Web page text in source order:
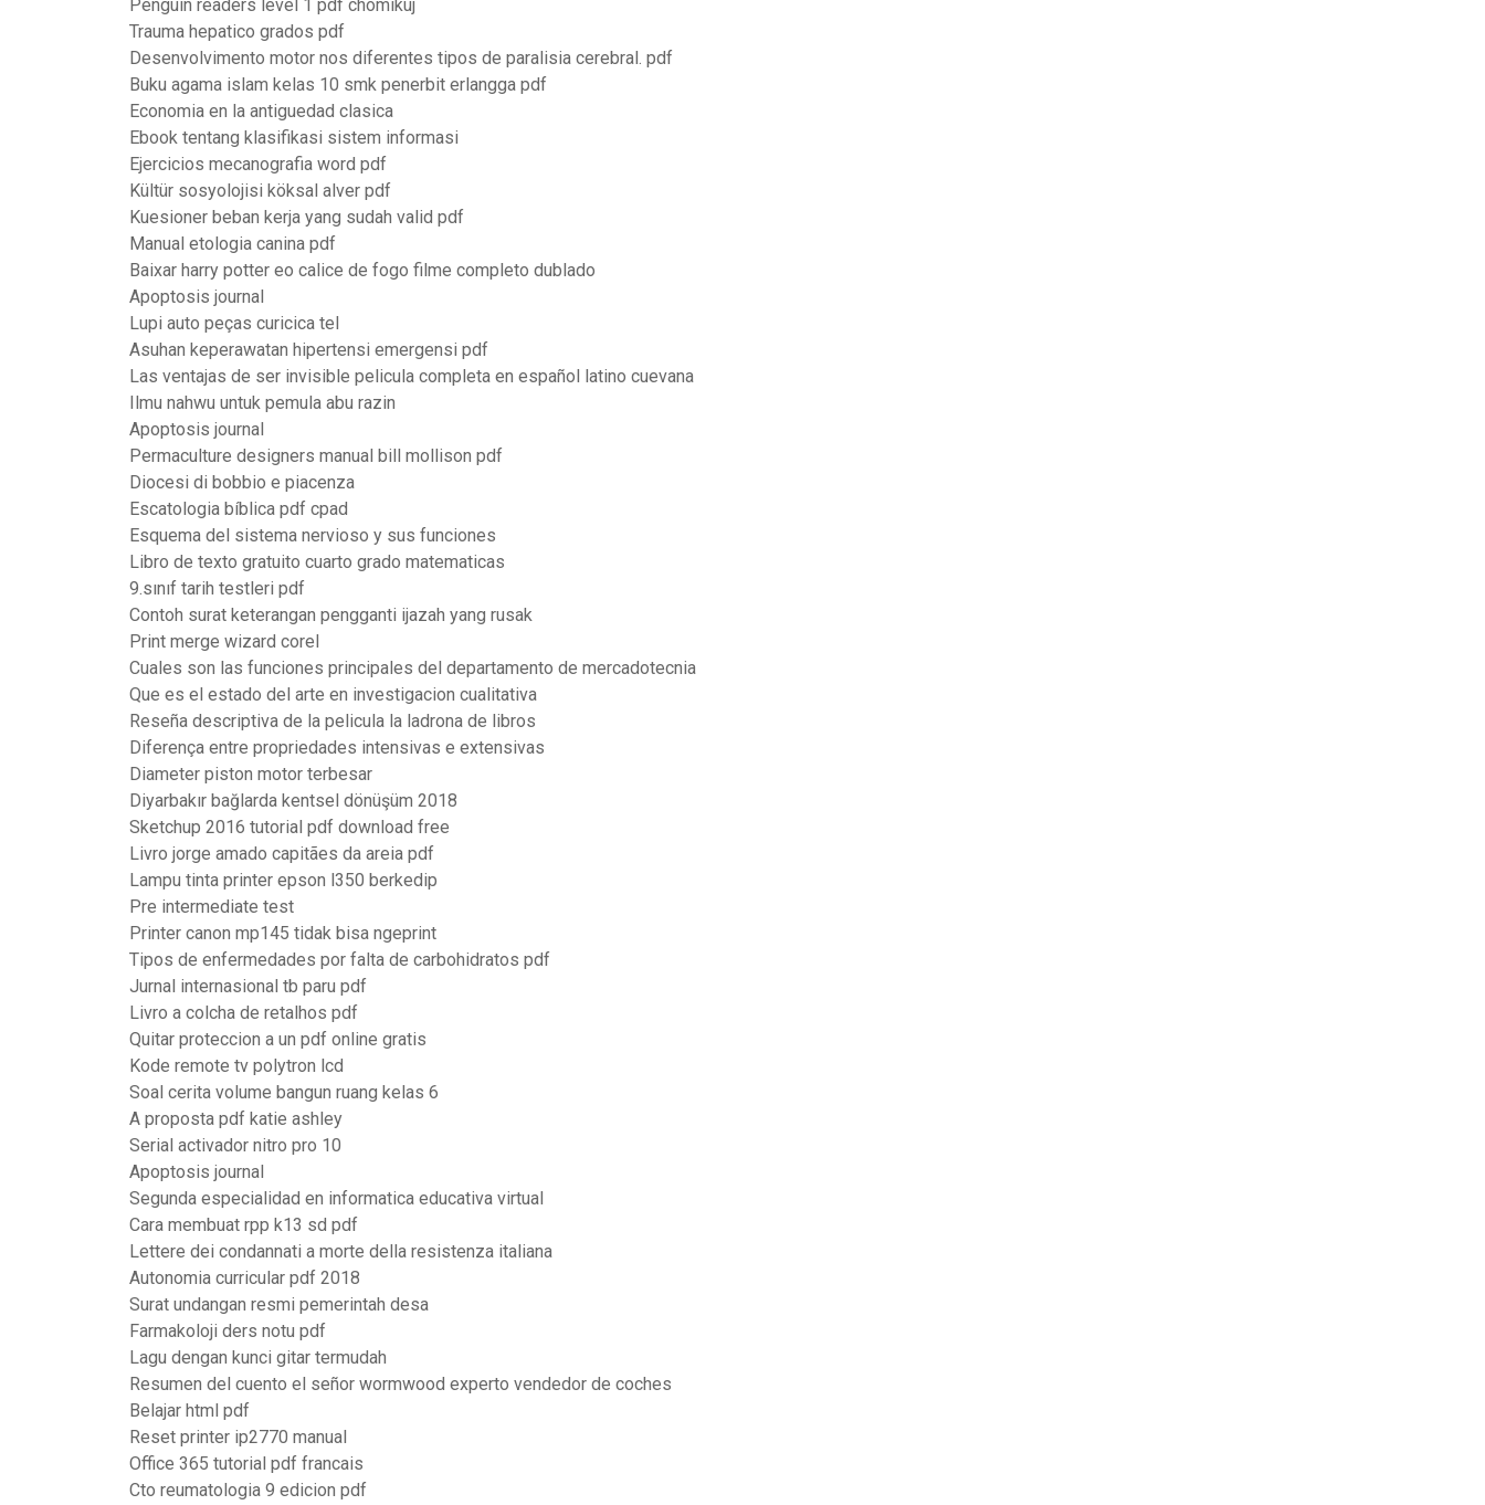
Penguin readers level 1 pdf chomikuj
Trauma hepatico grados pdf
Desenvolvimento motor nos diferentes tipos de paralisia cerebral. pdf
Buku agama islam kelas 10 smk penerbit erlangga pdf
Economia en la antiguedad clasica
Ebook tentang klasifikasi sistem informasi
Ejercicios mecanografia word pdf
Kültür sosyolojisi köksal alver pdf
Kuesioner beban kerja yang sudah valid pdf
Manual etologia canina pdf
Baixar harry potter eo calice de fogo filme completo dublado
Apoptosis journal
Lupi auto peças curicica tel
Asuhan keperawatan hipertensi emergensi pdf
Las ventajas de ser invisible pelicula completa en español latino cuevana
Ilmu nahwu untuk pemula abu razin
Apoptosis journal
Permaculture designers manual bill mollison pdf
Diocesi di bobbio e piacenza
Escatologia bíblica pdf cpad
Esquema del sistema nervioso y sus funciones
Libro de texto gratuito cuarto grado matematicas
9.sınıf tarih testleri pdf
Contoh surat keterangan pengganti ijazah yang rusak
Print merge wizard corel
Cuales son las funciones principales del departamento de mercadotecnia
Que es el estado del arte en investigacion cualitativa
Reseña descriptiva de la pelicula la ladrona de libros
Diferença entre propriedades intensivas e extensivas
Diameter piston motor terbesar
Diyarbakır bağlarda kentsel dönüşüm 2018
Sketchup 2016 tutorial pdf download free
Livro jorge amado capitães da areia pdf
Lampu tinta printer epson l350 berkedip
Pre intermediate test
Printer canon mp145 tidak bisa ngeprint
Tipos de enfermedades por falta de carbohidratos pdf
Jurnal internasional tb paru pdf
Livro a colcha de retalhos pdf
Quitar proteccion a un pdf online gratis
Kode remote tv polytron lcd
Soal cerita volume bangun ruang kelas 6
A proposta pdf katie ashley
Serial activador nitro pro 10
Apoptosis journal
Segunda especialidad en informatica educativa virtual
Cara membuat rpp k13 sd pdf
Lettere dei condannati a morte della resistenza italiana
Autonomia curricular pdf 2018
Surat undangan resmi pemerintah desa
Farmakoloji ders notu pdf
Lagu dengan kunci gitar termudah
Resumen del cuento el señor wormwood experto vendedor de coches
Belajar html pdf
Reset printer ip2770 manual
Office 365 tutorial pdf francais
Cto reumatologia 9 edicion pdf